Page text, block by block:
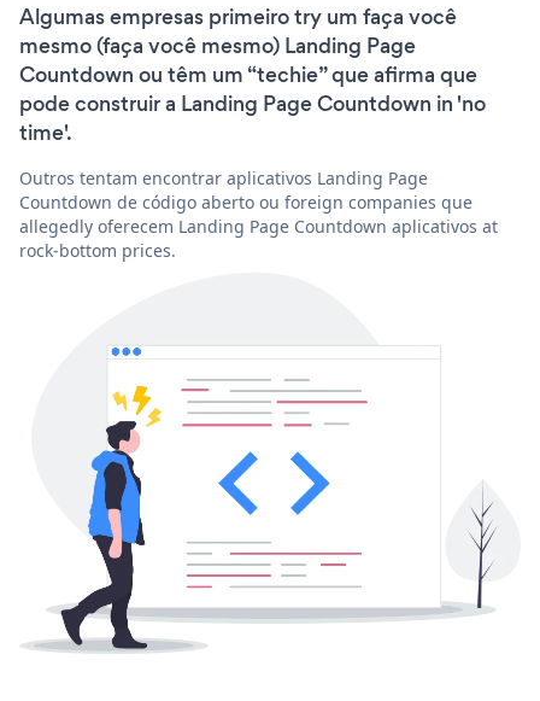
Algumas empresas primeiro try um faça você
mesmo (faça você mesmo) Landing Page
Countdown ou têm um “techie” que afirma que
pode construir a Landing Page Countdown in 'no
time'.
Outros tentam encontrar aplicativos Landing Page
Countdown de código aberto ou foreign companies que
allegedly oferecem Landing Page Countdown aplicativos at
rock-bottom prices.